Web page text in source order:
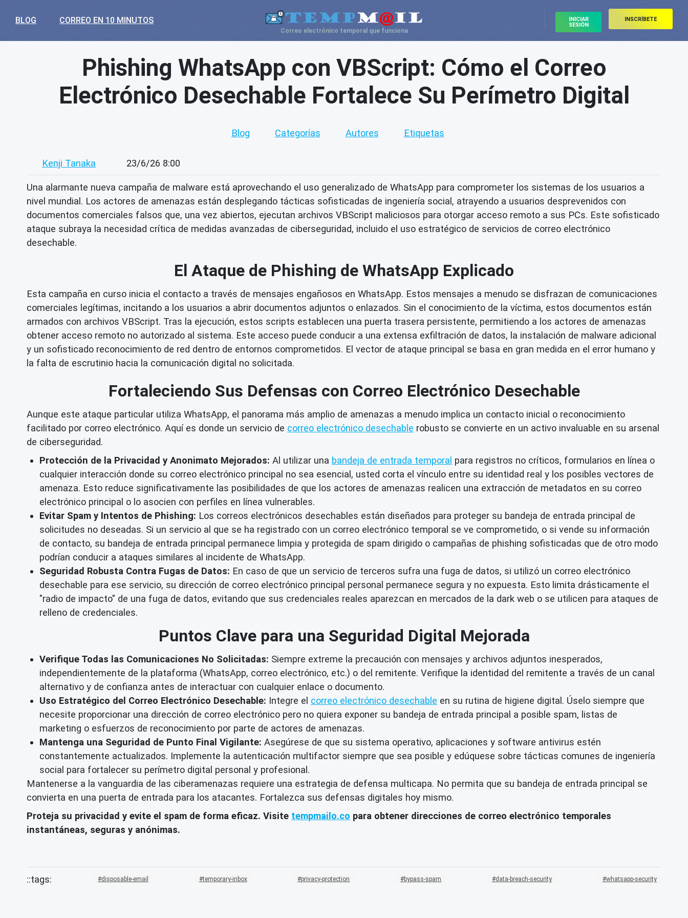
BLOG CORREO EN 10 MINUTOS
Correo electrónico temporal que funciona
INICIAR
SESIÓN
INSCRÍBETE
Phishing WhatsApp con VBScript: Cómo el Correo
Electrónico Desechable Fortalece Su Perímetro Digital
Blog Categorías Autores Etiquetas
Kenji Tanaka 23/6/26 8:00
Una alarmante nueva campaña de malware está aprovechando el uso generalizado de WhatsApp para comprometer los sistemas de los usuarios a
nivel mundial. Los actores de amenazas están desplegando tácticas sofisticadas de ingeniería social, atrayendo a usuarios desprevenidos con
documentos comerciales falsos que, una vez abiertos, ejecutan archivos VBScript maliciosos para otorgar acceso remoto a sus PCs. Este sofisticado
ataque subraya la necesidad crítica de medidas avanzadas de ciberseguridad, incluido el uso estratégico de servicios de correo electrónico
desechable.
El Ataque de Phishing de WhatsApp Explicado
Esta campaña en curso inicia el contacto a través de mensajes engañosos en WhatsApp. Estos mensajes a menudo se disfrazan de comunicaciones
comerciales legítimas, incitando a los usuarios a abrir documentos adjuntos o enlazados. Sin el conocimiento de la víctima, estos documentos están
armados con archivos VBScript. Tras la ejecución, estos scripts establecen una puerta trasera persistente, permitiendo a los actores de amenazas
obtener acceso remoto no autorizado al sistema. Este acceso puede conducir a una extensa exfiltración de datos, la instalación de malware adicional
y un sofisticado reconocimiento de red dentro de entornos comprometidos. El vector de ataque principal se basa en gran medida en el error humano y
la falta de escrutinio hacia la comunicación digital no solicitada.
Fortaleciendo Sus Defensas con Correo Electrónico Desechable
Aunque este ataque particular utiliza WhatsApp, el panorama más amplio de amenazas a menudo implica un contacto inicial o reconocimiento
facilitado por correo electrónico. Aquí es donde un servicio de correo electrónico desechable robusto se convierte en un activo invaluable en su arsenal
de ciberseguridad.
Protección de la Privacidad y Anonimato Mejorados: Al utilizar una bandeja de entrada temporal para registros no críticos, formularios en línea o
cualquier interacción donde su correo electrónico principal no sea esencial, usted corta el vínculo entre su identidad real y los posibles vectores de
amenaza. Esto reduce significativamente las posibilidades de que los actores de amenazas realicen una extracción de metadatos en su correo
electrónico principal o lo asocien con perfiles en línea vulnerables.
Evitar Spam y Intentos de Phishing: Los correos electrónicos desechables están diseñados para proteger su bandeja de entrada principal de
solicitudes no deseadas. Si un servicio al que se ha registrado con un correo electrónico temporal se ve comprometido, o si vende su información
de contacto, su bandeja de entrada principal permanece limpia y protegida de spam dirigido o campañas de phishing sofisticadas que de otro modo
podrían conducir a ataques similares al incidente de WhatsApp.
Seguridad Robusta Contra Fugas de Datos: En caso de que un servicio de terceros sufra una fuga de datos, si utilizó un correo electrónico
desechable para ese servicio, su dirección de correo electrónico principal personal permanece segura y no expuesta. Esto limita drásticamente el
"radio de impacto" de una fuga de datos, evitando que sus credenciales reales aparezcan en mercados de la dark web o se utilicen para ataques de
relleno de credenciales.
Puntos Clave para una Seguridad Digital Mejorada
Verifique Todas las Comunicaciones No Solicitadas: Siempre extreme la precaución con mensajes y archivos adjuntos inesperados,
independientemente de la plataforma (WhatsApp, correo electrónico, etc.) o del remitente. Verifique la identidad del remitente a través de un canal
alternativo y de confianza antes de interactuar con cualquier enlace o documento.
Uso Estratégico del Correo Electrónico Desechable: Integre el correo electrónico desechable en su rutina de higiene digital. Úselo siempre que
necesite proporcionar una dirección de correo electrónico pero no quiera exponer su bandeja de entrada principal a posible spam, listas de
marketing o esfuerzos de reconocimiento por parte de actores de amenazas.
Mantenga una Seguridad de Punto Final Vigilante: Asegúrese de que su sistema operativo, aplicaciones y software antivirus estén
constantemente actualizados. Implemente la autenticación multifactor siempre que sea posible y edúquese sobre tácticas comunes de ingeniería
social para fortalecer su perímetro digital personal y profesional.
Mantenerse a la vanguardia de las ciberamenazas requiere una estrategia de defensa multicapa. No permita que su bandeja de entrada principal se
convierta en una puerta de entrada para los atacantes. Fortalezca sus defensas digitales hoy mismo.
Proteja su privacidad y evite el spam de forma eficaz. Visite tempmailo.co para obtener direcciones de correo electrónico temporales
instantáneas, seguras y anónimas.
disposable-email temporary-inbox privacy-protection bypass-spam data-breach-security whatsapp-security